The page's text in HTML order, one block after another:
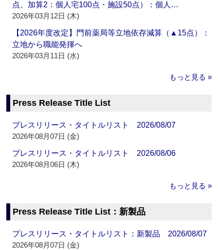
点、加算2：個人宅100点・施設50点）：個人…
2026年03月12日 (木)
【2026年度改定】門前薬局等立地依存減算（▲15点）：
立地から職能発揮へ
2026年03月11日 (水)
もっと見る »
Press Release Title List
プレスリリース・タイトルリスト 2026/08/07
2026年08月07日 (金)
プレスリリース・タイトルリスト 2026/08/06
2026年08月06日 (木)
もっと見る »
Press Release Title List：新製品
プレスリリース・タイトルリスト：新製品 2026/08/07
2026年08月07日 (金)